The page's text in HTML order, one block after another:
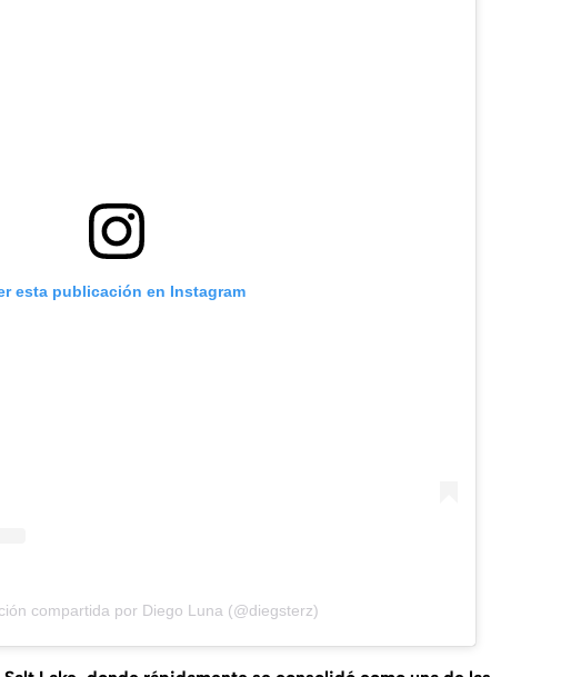
esta publicación en Instagram
compartida por Diego Luna (@diegsterz)